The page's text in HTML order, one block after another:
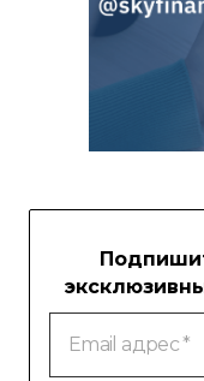
Email
адрес